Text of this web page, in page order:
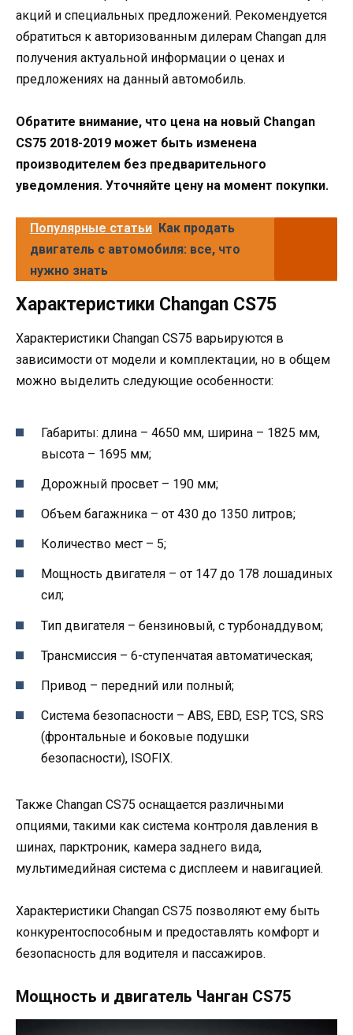
акций и специальных предложений. Рекомендуется
обратиться к авторизованным дилерам Changan для
получения актуальной информации о ценах и
предложениях на данный автомобиль.
Обратите внимание, что цена на новый Changan
CS75 2018-2019 может быть изменена
производителем без предварительного
уведомления. Уточняйте цену на момент покупки.
Популярные статьи Как продать
двигатель с автомобиля: все, что
нужно знать
Характеристики Changan CS75
Характеристики Changan CS75 варьируются в
зависимости от модели и комплектации, но в общем
можно выделить следующие особенности:
Габариты: длина – 4650 мм, ширина – 1825 мм,
высота – 1695 мм;
Дорожный просвет – 190 мм;
Объем багажника – от 430 до 1350 литров;
Количество мест – 5;
Мощность двигателя – от 147 до 178 лошадиных
сил;
Тип двигателя – бензиновый, с турбонаддувом;
Трансмиссия – 6-ступенчатая автоматическая;
Привод – передний или полный;
Система безопасности – ABS, EBD, ESP, TCS, SRS
(фронтальные и боковые подушки
безопасности), ISOFIX.
Также Changan CS75 оснащается различными
опциями, такими как система контроля давления в
шинах, парктроник, камера заднего вида,
мультимедийная система с дисплеем и навигацией.
Характеристики Changan CS75 позволяют ему быть
конкурентоспособным и предоставлять комфорт и
безопасность для водителя и пассажиров.
Мощность и двигатель Чанган CS75